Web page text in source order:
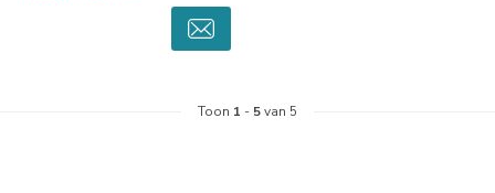
Toon 1 - 5van 5